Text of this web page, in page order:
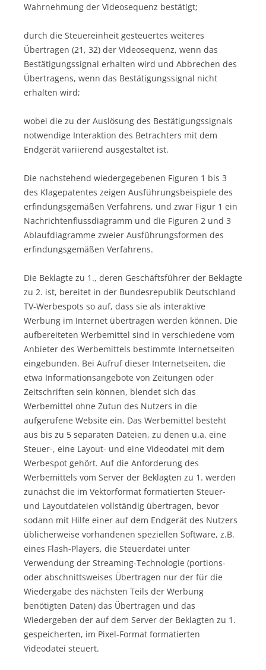
Wahrnehmung der Videosequenz bestätigt;
durch die Steuereinheit gesteuertes weiteres
Übertragen (21, 32) der Videosequenz, wenn das
Bestätigungssignal erhalten wird und Abbrechen des
Übertragens, wenn das Bestätigungssignal nicht
erhalten wird;
wobei die zu der Auslösung des Bestätigungssignals
notwendige Interaktion des Betrachters mit dem
Endgerät variierend ausgestaltet ist.
Die nachstehend wiedergegebenen Figuren 1 bis 3
des Klagepatentes zeigen Ausführungsbeispiele des
erfindungsgemäßen Verfahrens, und zwar Figur 1 ein
Nachrichtenflussdiagramm und die Figuren 2 und 3
Ablaufdiagramme zweier Ausführungsformen des
erfindungsgemäßen Verfahrens.
Die Beklagte zu 1., deren Geschäftsführer der Beklagte
zu 2. ist, bereitet in der Bundesrepublik Deutschland
TV-Werbespots so auf, dass sie als interaktive
Werbung im Internet übertragen werden können. Die
aufbereiteten Werbemittel sind in verschiedene vom
Anbieter des Werbemittels bestimmte Internetseiten
eingebunden. Bei Aufruf dieser Internetseiten, die
etwa Informationsangebote von Zeitungen oder
Zeitschriften sein können, blendet sich das
Werbemittel ohne Zutun des Nutzers in die
aufgerufene Website ein. Das Werbemittel besteht
aus bis zu 5 separaten Dateien, zu denen u.a. eine
Steuer-, eine Layout- und eine Videodatei mit dem
Werbespot gehört. Auf die Anforderung des
Werbemittels vom Server der Beklagten zu 1. werden
zunächst die im Vektorformat formatierten Steuer-
und Layoutdateien vollständig übertragen, bevor
sodann mit Hilfe einer auf dem Endgerät des Nutzers
üblicherweise vorhandenen speziellen Software, z.B.
eines Flash-Players, die Steuerdatei unter
Verwendung der Streaming-Technologie (portions-
oder abschnittsweises Übertragen nur der für die
Wiedergabe des nächsten Teils der Werbung
benötigten Daten) das Übertragen und das
Wiedergeben der auf dem Server der Beklagten zu 1.
gespeicherten, im Pixel-Format formatierten
Videodatei steuert.